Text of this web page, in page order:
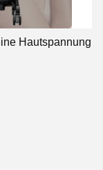
Hautspannung